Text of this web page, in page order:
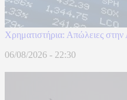
Χρηματιστήρια: Απώλειες
06/08/2026 - 22:30